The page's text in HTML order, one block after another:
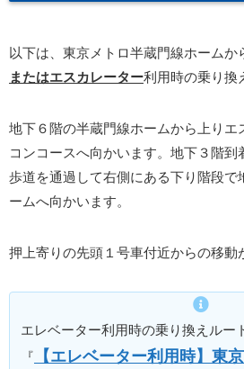
以下は、東京メトロ半蔵門線ホームか
またはエスカレーター利用時の乗り換
地下６階の半蔵門線ホームから上りエ
コンコースへ向かいます。地下３階到
歩道を通過して右側にある下り階段で
ームへ向かいます。
押上寄りの先頭１号車付近からの移動
エレベーター利用時の乗り換えルー
『
【エレベーター利用時】東